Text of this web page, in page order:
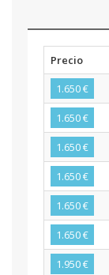
Precio
1.650 €
1.650 €
1.650 €
1.650 €
1.650 €
1.650 €
1.950 €